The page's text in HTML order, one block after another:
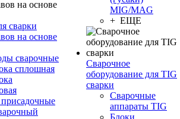
сварки
на основе
сварочные
сплошная
MIG/MAG
+ ЕЩЕ
Сварочное
оборудование для TIG
сварки
Сварочные
аппараты TIG
Блоки